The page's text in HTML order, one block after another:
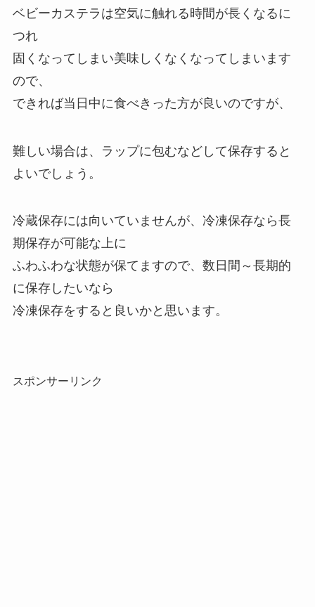
ベビーカステラは空気に触れる時間が長くなるに
つれ
固くなってしまい美味しくなくなってしまいます
ので、
できれば当日中に食べきった方が良いのですが、
難しい場合は、ラップに包むなどして保存すると
よいでしょう。
冷蔵保存には向いていませんが、冷凍保存なら長
期保存が可能な上に
ふわふわな状態が保てますので、数日間～長期的
に保存したいなら
冷凍保存をすると良いかと思います。
スポンサーリンク